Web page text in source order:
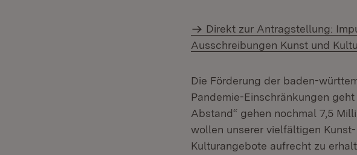
Direkt zur Antragstellung:
Ausschreibungen Kunst und
Die Förderung der baden-
Pandemie-Einschränkungen
Abstand“ gehen nochmal 7,5
wollen unserer vielfältigen
Kulturangebote aufrecht zu